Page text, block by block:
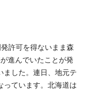
許可を得ないまま森
進んでいたことが発
ました。連日、地元テ
っています。北海道は